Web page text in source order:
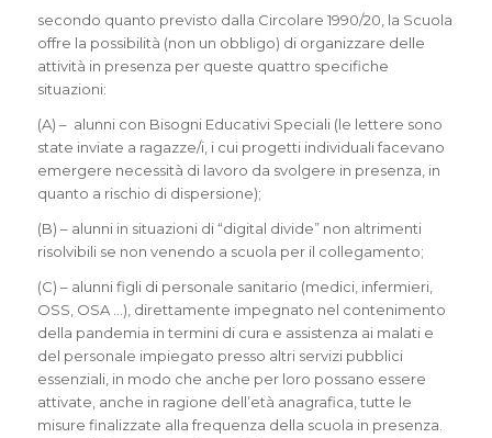
secondo quanto previsto dalla Circolare 1990/20, la Scuola
offre la possibilità (non un obbligo) di organizzare delle
attività in presenza per queste quattro specifiche
situazioni:
(A) – alunni con Bisogni Educativi Speciali (le lettere sono
state inviate a ragazze/i, i cui progetti individuali facevano
emergere necessità di lavoro da svolgere in presenza, in
quanto a rischio di dispersione);
(B) – alunni in situazioni di “digital divide” non altrimenti
risolvibili se non venendo a scuola per il collegamento;
(C) – alunni figli di personale sanitario (medici, infermieri,
OSS, OSA …), direttamente impegnato nel contenimento
della pandemia in termini di cura e assistenza ai malati e
del personale impiegato presso altri servizi pubblici
essenziali, in modo che anche per loro possano essere
attivate, anche in ragione dell’età anagrafica, tutte le
misure finalizzate alla frequenza della scuola in presenza.